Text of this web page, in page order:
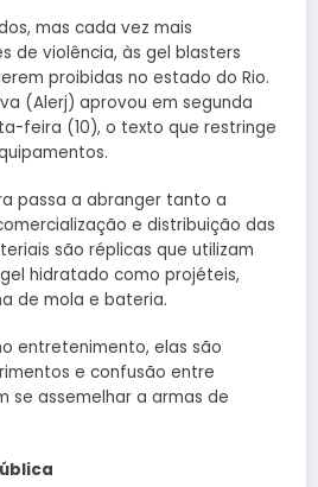
mas cada vez mais
de violência, às gel blasters
proibidas no estado do Rio.
(Alerj) aprovou em segunda
feira (10), o texto que restringe
passa a abranger tanto a
e distribuição das
são réplicas que utilizam
hidratado como projéteis,
de mola e bateria.
entretenimento, elas são
e confusão entre
se assemelhar a armas de